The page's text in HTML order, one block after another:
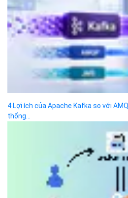
Hotline
(024) 7302 8888 (028) 7302 8888
Hỗ trợ kỹ thuật
support@bizflycloud.vn
Kinh doanh, CSKH
sales@bizflycloud.vn